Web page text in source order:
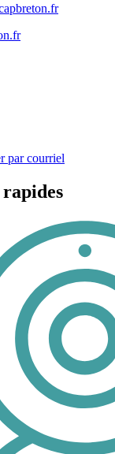
par courriel
rapides